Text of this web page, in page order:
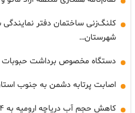
کلنگ‌زنی ساختمان دفتر
شهرستان…
دستگاه مخصوص برداشت حبوبات
اصابت پرتابه دشمن به جنوب